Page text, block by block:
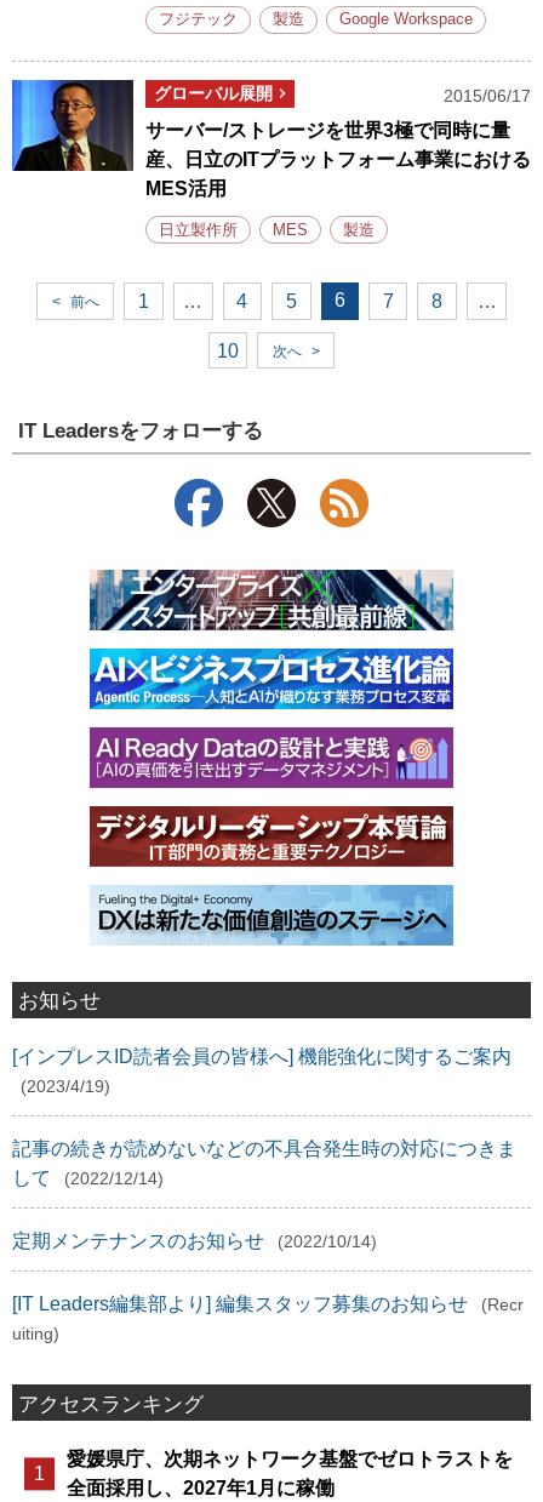
フジテック 製造 Google Workspace
グローバル展開 2015/06/17
サーバー/ストレージを世界3極で同時に量
産、日立のITプラットフォーム事業における
MES活用
日立製作所 MES 製造
< 前へ 1 … 4 5 6 7 8 …
10 次へ >
IT Leadersをフォローする
お知らせ
[インプレスID読者会員の皆様へ] 機能強化に関するご案内
(2023/4/19)
記事の続きが読めないなどの不具合発生時の対応につきま
して
(2022/12/14)
定期メンテナンスのお知らせ (2022/10/14)
[IT Leaders編集部より] 編集スタッフ募集のお知らせ
(Recr
uiting)
アクセスランキング
愛媛県庁、次期ネットワーク基盤でゼロトラストを
全面採用し、2027年1月に稼働